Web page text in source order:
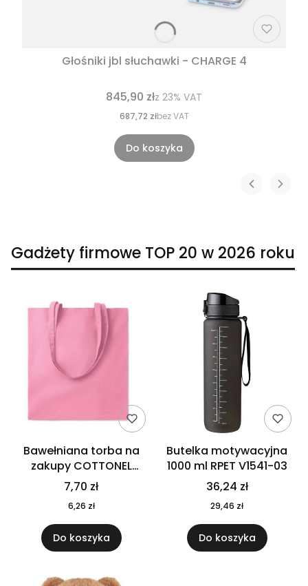
Głośniki jbl słuchawki - CHARGE 4
845,90 złz 23% VAT
687,72 złbez VAT
Do koszyka
Gadżety firmowe TOP 20 w 2026 roku
Bawełniana torba na
zakupy COTTONEL
COLOUR++ MO9846-11
7,70 zł
6,26 zł
Do koszyka
Butelka motywacyjna
1000 ml RPET V1541-03
36,24 zł
29,46 zł
Do koszyka